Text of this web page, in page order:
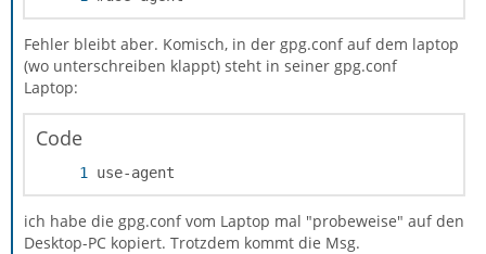
Fehler bleibt aber. Komisch, in der gpg.conf auf dem laptop
(wo unterschreiben klappt) steht in seiner gpg.conf
Laptop:
Code
use-agent
ich habe die gpg.conf vom Laptop mal "probeweise" auf den
Desktop-PC kopiert. Trotzdem kommt die Msg.